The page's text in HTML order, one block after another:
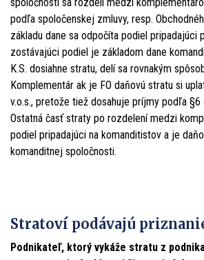
podľa spoločenskej zmluvy, resp.
základu dane sa odpočíta podiel pripadajúci
zostávajúci podiel je základom dane
K.S. dosiahne stratu, delí sa rovnakým
Komplementár ak je FO daňovú stratu si
v.o.s., pretože tiež dosahuje príjmy podľa §6
Ostatná časť straty po rozdelení medzi
podiel pripadajúci na komanditistov a je
komanditnej spoločnosti.
Stratoví podávajú
Podnikateľ, ktorý vykáže stratu z